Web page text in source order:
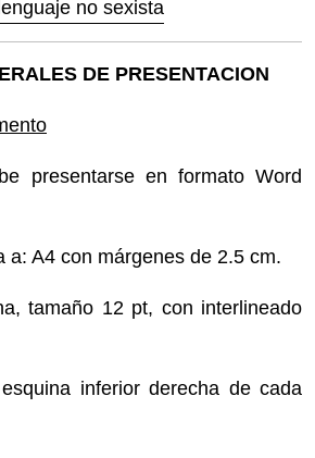
no sexista
DE PRESENTACION
presentarse en formato Word
a: A4 con márgenes de 2.5 cm.
tamaño 12 pt, con interlineado
inferior derecha de cada